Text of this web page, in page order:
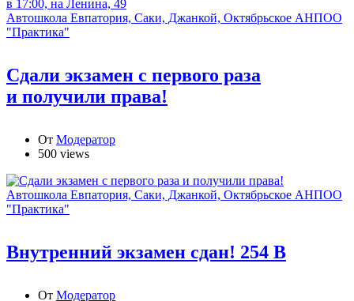
Автошкола Евпатория, Саки, Джанкой, Октябрьское АНПОО
"Практика"
Сдали экзамен с первого раза
и получили права!
От Модератор
500 views
Автошкола Евпатория, Саки, Джанкой, Октябрьское АНПОО
"Практика"
Внутренний экзамен сдан! 254 В
От Модератор